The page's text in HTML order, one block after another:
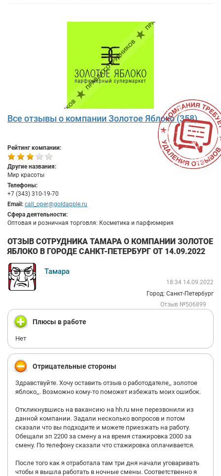
Все отзывы о компании Золотое Яблоко (358)
Рейтинг компании:
Другие названия:
Мир красоты
Телефоны:
+7 (343) 310-19-70
Email: call_oper@goldapple.ru
Сфера деятельности:
Оптовая и розничная торговля: Косметика и парфюмерия
ОТЗЫВ СОТРУДНИКА ТАМАРА О КОМПАНИИ ЗОЛОТОЕ
ЯБЛОКО В ГОРОДЕ САНКТ-ПЕТЕРБУРГ ОТ 14.09.2022
Тамара
18:34 14.09.2022
Город: Санкт-Петербург
Отзыв №506899
Плюсы в работе
Нет
Отрицательные стороны
Здравствуйте. Хочу оставить отзыв о работодателе,, золотое
яблоко,,. Возможно кому-то поможет избежать моих ошибок.
Откликнувшись на вакансию на hh.ru мне перезвонили из
данной компании. Задали несколько вопросов и потом
сказали что вы подходите и можете приезжать на работу.
Обещали зп 2200 за смену а на время стажировка 2000 за
смену. По телефону сказали что стажировка оплачивается.
После того как я отработала там три дня начали уговаривать
чтобы я вышла работать в ночные смены. Соответственно я